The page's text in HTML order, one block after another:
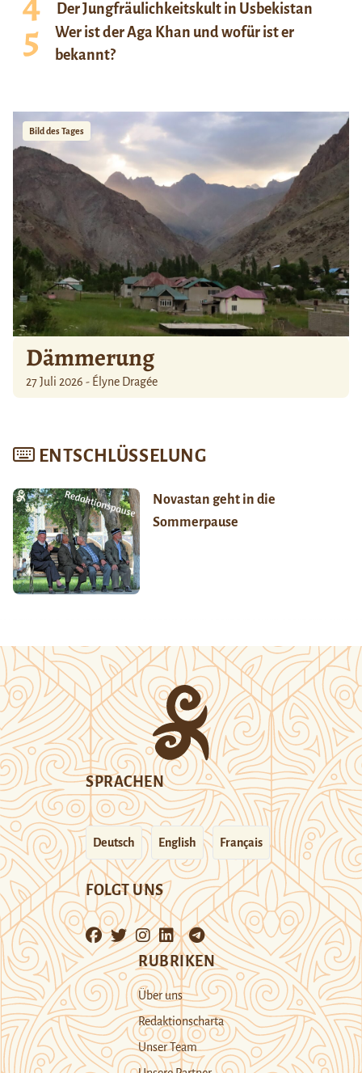
Der Jungfräulichkeitskult in Usbekistan
Wer ist der Aga Khan und wofür ist er
bekannt?
Bild des Tages
Dämmerung
27 Juli 2026 - Élyne Dragée
ENTSCHLÜSSELUNG
Novastan geht in die
Sommerpause
SPRACHEN
Deutsch English Français
FOLGT UNS
RUBRIKEN
Über uns
Redaktionscharta
Unser Team